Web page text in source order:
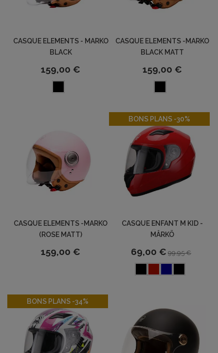
CASQUE ELEMENTS - MARKO
BLACK
159,00 €
CASQUE ELEMENTS -MARKO
BLACK MATT
159,00 €
CASQUE ELEMENTS -MARKO
(ROSE MATT)
159,00 €
BONS PLANS -30%
CASQUE ENFANT M KID -
MÂRKÖ
69,00 € 99,95 €
-30%
BONS PLANS -34%-34%